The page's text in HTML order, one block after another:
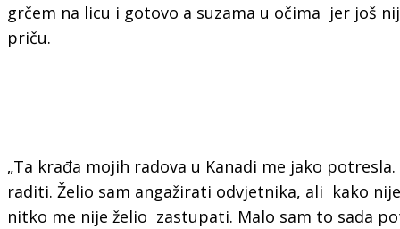
grčem na licu i gotovo a suzama u očima jer još
priču.
„Ta krađa mojih radova u Kanadi me jako
raditi. Želio sam angažirati odvjetnika, ali kako
nitko me nije želio zastupati. Malo sam to sada